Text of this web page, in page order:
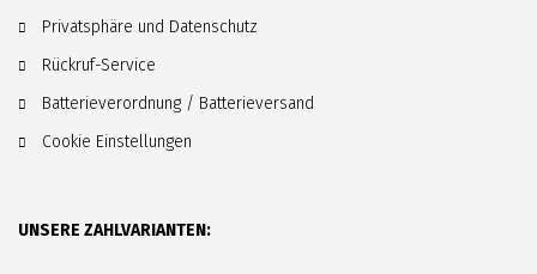
Privatsphäre und Datenschutz
Rückruf-Service
Batterieverordnung / Batterieversand
Cookie Einstellungen
UNSERE ZAHLVARIANTEN: